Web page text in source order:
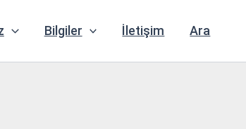
Bilgiler İletişim Ara